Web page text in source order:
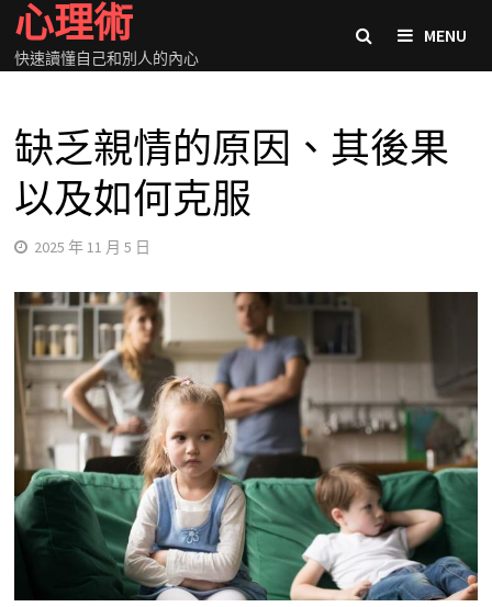
Skip
content
心理術
快速讀懂自己和別人的內心
MENU
缺乏親情的原因、其後果
以及如何克服
2025 年 11 月 5 日